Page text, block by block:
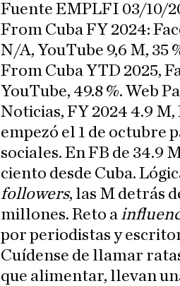
Fuente EMPLFI 03/10/
From Cuba FY 2024:
N/A, YouTube 9,6 M, 35
From Cuba YTD 2025,
YouTube, 49.8 %. Web
Noticias, FY 2024 4.9 M,
empezó el 1 de octubre
sociales. En FB de 34.9
ciento desde Cuba.
followers, las M detrás
millones. Reto a
por periodistas y
Cuídense de llamar
que alimentar, llevan